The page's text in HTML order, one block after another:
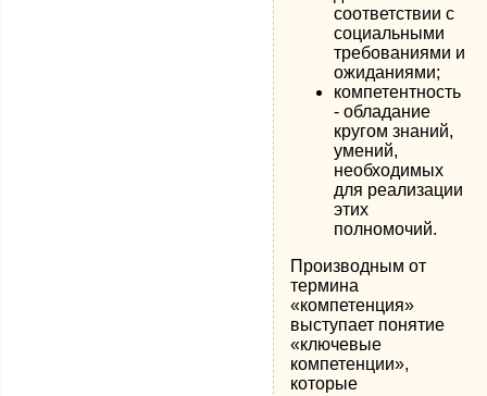
соответствии с
социальными
требованиями и
ожиданиями;
компетентность
- обладание
кругом знаний,
умений,
необходимых
для реализации
этих
полномочий.
Производным от
термина
«компетенция»
выступает понятие
«ключевые
компетенции»,
которые